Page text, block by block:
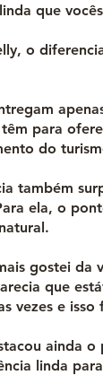
que
o
para
do
também
ela, o
gostei da
que
vezes e
ainda
linda